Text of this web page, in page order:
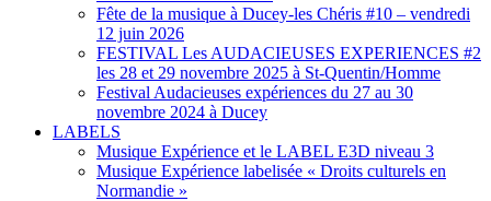
Fête de la musique à Ducey-les Chéris #10 – vendredi
12 juin 2026
FESTIVAL Les AUDACIEUSES EXPERIENCES #2
les 28 et 29 novembre 2025 à St-Quentin/Homme
Festival Audacieuses expériences du 27 au 30
novembre 2024 à Ducey
LABELS
Musique Expérience et le LABEL E3D niveau 3
Musique Expérience labelisée « Droits culturels en
Normandie »